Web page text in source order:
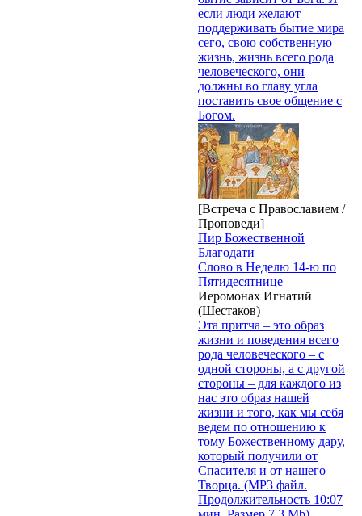
если люди желают
поддерживать бытие мира
сего, свою собственную
жизнь, жизнь всего рода
человеческого, они
должны во главу угла
поставить свое общение с
Богом.
[Встреча с Православием /
Проповеди]
Пир Божественной
Благодати
Слово в Неделю 14-ю по
Пятидесятнице
Иеромонах Игнатий
(Шестаков)
Эта притча – это образ
жизни и поведения всего
рода человеческого – с
одной стороны, а с другой
стороны – для каждого из
нас это образ нашей
жизни и того, как мы себя
ведем по отношению к
тому Божественному дару,
который получили от
Спасителя и от нашего
Творца. (MP3 файл.
Продолжительность 10:07